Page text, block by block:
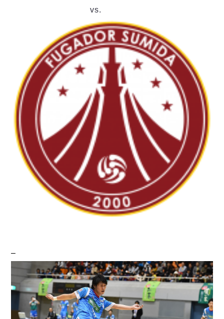
名古屋オーシャンズ
ボルクバレット北九州
バサジィ大分
選手の通算記録（Ｆ２）
ヴォスクオーレ仙台
マルバ水戸FC
リガーレヴィア葛飾
Y．S．C．C．横浜
ヴィンセドール白山
アグレミーナ浜松
デウソン神戸
ポルセイド浜田
ミラクルスマイル新居浜
vs.
–